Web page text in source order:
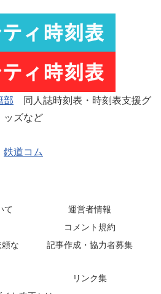
部 同人誌時刻表・時刻表支援グ
ッズなど
鉄道コム
て
運営者情報
コメント規約
な
記事作成・協力者募集
リンク集